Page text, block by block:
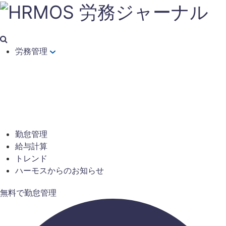
労務管理
勤怠管理
給与計算
トレンド
ハーモスからのお知らせ
無料で勤怠管理